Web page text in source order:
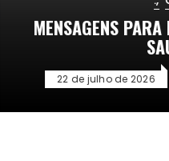
MENSAGENS
22 de julho de 2026